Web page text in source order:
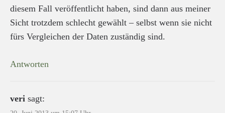
diesem Fall veröffentlicht haben, sind dann aus meiner
Sicht trotzdem schlecht gewählt – selbst wenn sie nicht
fürs Vergleichen der Daten zuständig sind.
Antworten
veri sagt: